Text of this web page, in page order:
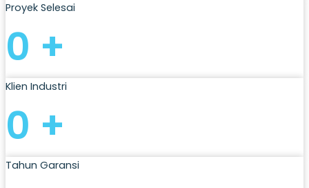
Proyek Selesai
0 +
Klien Industri
0 +
Tahun Garansi